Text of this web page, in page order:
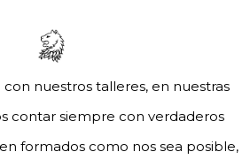
nuestros talleres, en nuestras
contar siempre con verdaderos
formados como nos sea posible,